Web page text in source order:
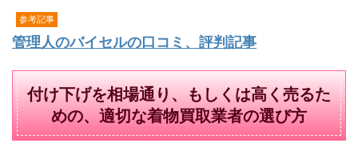
参考記事
管理人のバイセルの口コミ、評判記事
付け下げを相場通り、もしくは高く売るた
めの、適切な着物買取業者の選び方